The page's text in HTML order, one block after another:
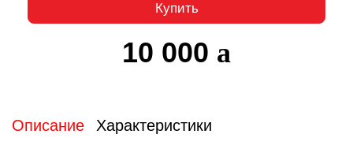
Купить
10 000
Описание Характеристики